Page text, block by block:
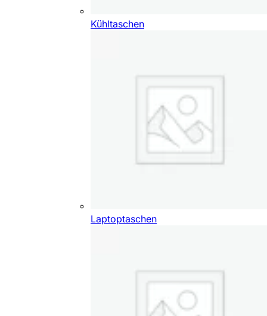
Kühltaschen
Laptoptaschen